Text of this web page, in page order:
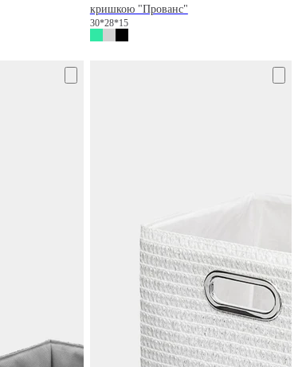
кришкою "Прованс"
30*28*15